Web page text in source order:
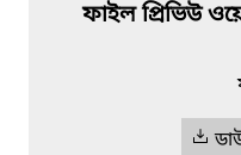
ফাইল প্রিভিউ